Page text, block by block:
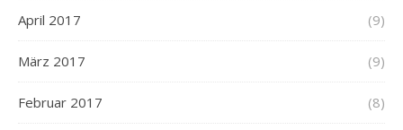
April 2017 (9)
März 2017 (9)
Februar 2017 (8)